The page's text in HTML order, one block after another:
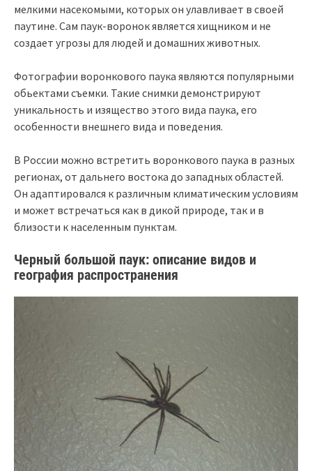
мелкими насекомыми, которых он улавливает в своей
паутине. Сам паук-воронок является хищником и не
создает угрозы для людей и домашних животных.
Фотографии воронкового паука являются популярными
обьектами съемки. Такие снимки демонстрируют
уникальность и изящество этого вида паука, его
особенности внешнего вида и поведения.
В России можно встретить воронкового паука в разных
регионах, от дальнего востока до западных областей.
Он адаптировался к различным климатическим условиям
и может встречаться как в дикой природе, так и в
близости к населенным пунктам.
Черный большой паук: описание видов и
география распространения